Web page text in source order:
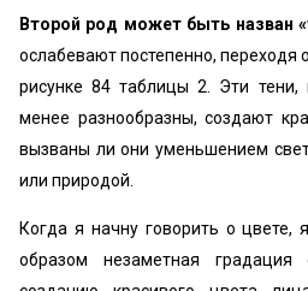
Второй род может быть назван
ослабевают постепенно, переходя
рисунке 84 таблицы 2. Эти тени,
менее разнообразны, создают
вызваны ли они уменьшением
или природой.
Когда я начну говорить о цвете,
образом незаметная градация